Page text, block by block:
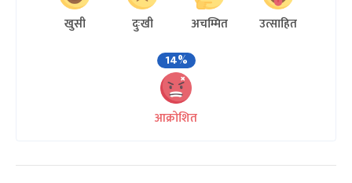
खुसी दुःखी अचम्मित
उत्साहित
14%
आक्रोशित